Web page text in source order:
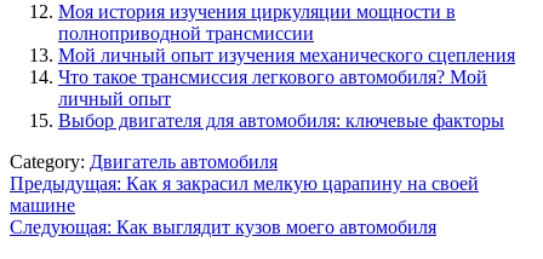
Моя история изучения циркуляции мощности в
полноприводной трансмиссии
Мой личный опыт изучения механического сцепления
Что такое трансмиссия легкового автомобиля? Мой
личный опыт
Выбор двигателя для автомобиля: ключевые факторы
Category: Двигатель автомобиля
Навигация
по
Предыдущая: Как я закрасил мелкую царапину на своей
машине
Следующая: Как выглядит кузов моего автомобиля